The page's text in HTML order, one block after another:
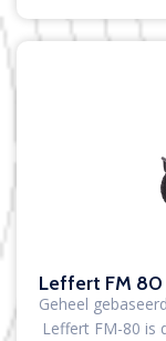
Leffert FM 80
Geheel
Leffert FM-80 is